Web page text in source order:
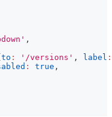
,
to : '/versions' , label :
: true ,